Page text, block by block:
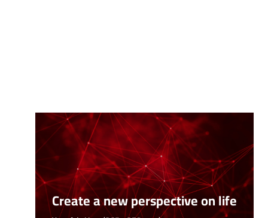
Create a new perspective on life